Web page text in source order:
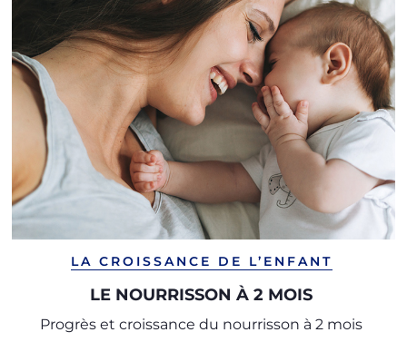
LA CROISSANCE DE L’ENFANT
LE NOURRISSON À 2 MOIS
Progrès et croissance du nourrisson à 2 mois